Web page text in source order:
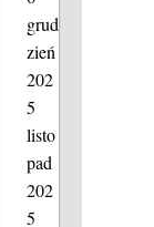
grud
zień
202
5
listo
pad
202
5